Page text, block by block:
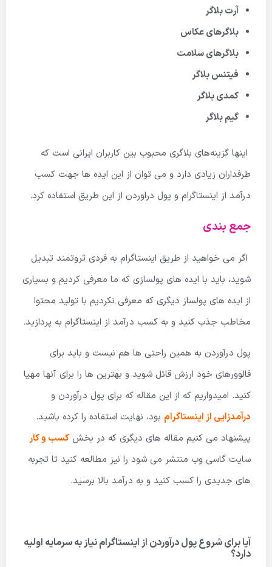
آرت بلاگر
بلاگرهای عکاس
بلاگرهای سلامت
فیتنس بلاگر
کمدی بلاگر
گیم بلاگر
اینها گزینه‌های بلاگری محبوب بین کاربران ایرانی است که
طرفداران زیادی دارد و می توان از این ایده ها جهت کسب
درآمد از اینستاگرام و پول دراوردن از این طریق استفاده کرد.
جمع بندی
اگر می خواهید از طریق اینستاگرام به فردی ثروتمند تبدیل
شوید، باید با ایده های پولسازی که ما معرفی کردیم و بسیاری
از ایده های پولساز دیگری که معرفی نکردیم با تولید محتوا
مخاطب جذب کنید و به کسب درآمد از اینستاگرام به پردازید.
پول درآوردن به همین راحتی ها هم نیست و باید برای
فالوورهای خود ارزش قائل شوید و بهترین ها را برای آنها مهیا
کنید. امیدواریم که از این مقاله که برای پول درآوردن و
درآمدزایی از اینستاگرام بود، نهایت استفاده را کرده باشید.
پیشنهاد می کنیم مقاله های دیگری که در بخش کسب و کار
سایت گاسی وب منتشر می شود را نیز مطالعه کنید تا تجربه
های جدیدی را کسب کنید و به درآمد بالا برسید.
آیا برای شروع پول درآوردن از اینستاگرام نیاز به سرمایه اولیه
دارد؟